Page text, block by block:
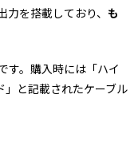
を搭載しており、 も
す。購入時には「ハイ
」と記載されたケーブル